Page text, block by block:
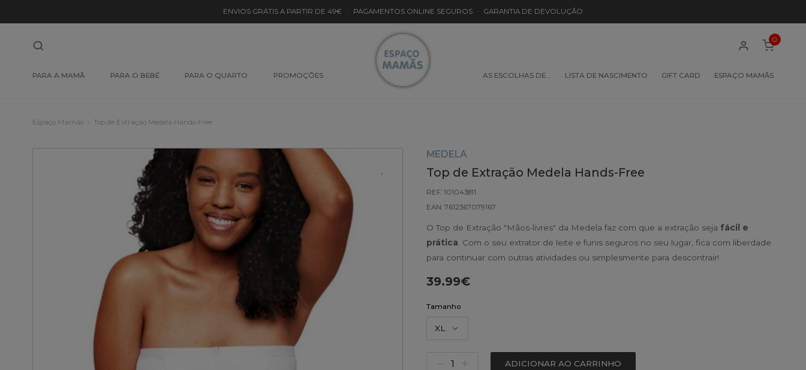
ENVIOS GRÁTIS A PARTIR DE 49€ · PAGAMENTOS ONLINE SEGUROS · GARANTIA DE DEVOLUÇÃO
PARA A MAMÃ PARA O BEBÉ PARA O QUARTO PROMOÇÕES AS ESCOLHAS DE… LISTA DE NASCIMENTO GIFT CARD ESPAÇO MAMÃS
0
Espaço Mamãs Top de Extração Medela Hands-Free
MEDELA
Top de Extração Medela Hands-Free
REF: 101043811
EAN: 7612367079167
O Top de Extração "Mãos-livres" da Medela faz com que a extração seja fácil e
prática. Com o seu extrator de leite e funis seguros no seu lugar, fica com liberdade
para continuar com outras atividades ou simplesmente para descontrair!
39.99€
Tamanho
XL
ADICIONAR AO CARRINHO